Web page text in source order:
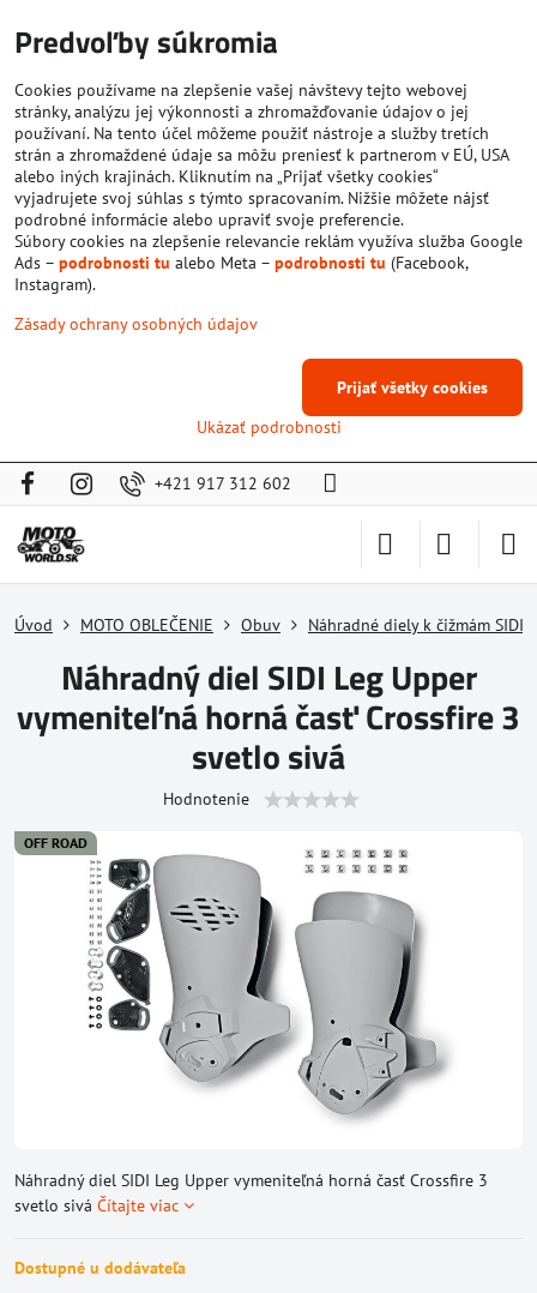
+421 917 312 602
OFF ROAD
Úvod MOTO OBLEČENIE Obuv Náhradné diely k čižmám SIDI
Náhradný diel SIDI Leg Upper
vymeniteľná horná časť Crossfire 3
svetlo sivá
Hodnotenie
Náhradný diel SIDI Leg Upper vymeniteľná horná časť Crossfire 3
svetlo sivá Čítajte viac
Dostupné u dodávateľa
Predvoľby súkromia
Cookies používame na zlepšenie vašej návštevy tejto webovej
stránky, analýzu jej výkonnosti a zhromažďovanie údajov o jej
používaní. Na tento účel môžeme použiť nástroje a služby tretích
strán a zhromaždené údaje sa môžu preniesť k partnerom v EÚ, USA
alebo iných krajinách. Kliknutím na „Prijať všetky cookies“
vyjadrujete svoj súhlas s týmto spracovaním. Nižšie môžete nájsť
podrobné informácie alebo upraviť svoje preferencie.
Súbory cookies na zlepšenie relevancie reklám využíva služba Google
Ads – podrobnosti tu alebo Meta – podrobnosti tu (Facebook,
Instagram).
Zásady ochrany osobných údajov
Ukázať podrobnosti
Prijať všetky cookies